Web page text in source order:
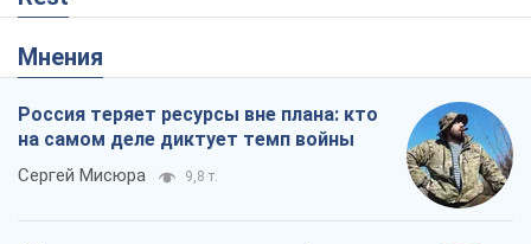
Мнения
Россия теряет ресурсы вне плана: кто
на самом деле диктует темп войны
Сергей Мисюра 9,8 т.